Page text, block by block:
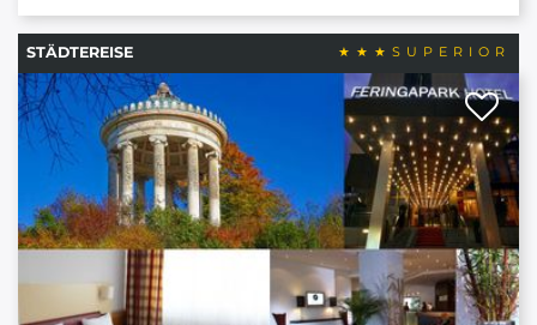
STÄDTEREISE